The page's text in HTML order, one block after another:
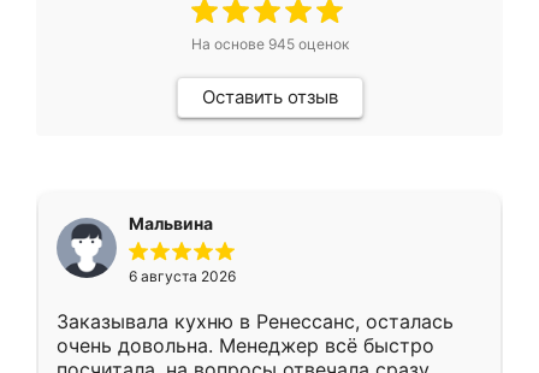
На основе 945оценок
Оставить отзыв
Мальвина
6 августа 2026
Заказывала кухню в Ренессанс, осталась
очень довольна. Менеджер всё быстро